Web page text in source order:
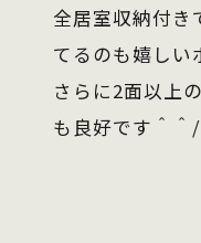
全居室収納付き
てるのも嬉し
さらに2面以上
も良好です＾＾/